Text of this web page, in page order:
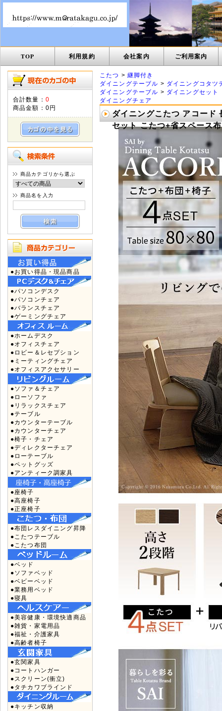
TOP 利用規約 会社案内 ご利用案内
合計数量： 0
商品金額： 0円
商品カテゴリから選ぶ
商品名を入力
●お買い得品・現品商品
●パソコンデスク
●パソコンチェア
●バランスチェア
●ゲーミングチェア
●ホームデスク
●オフィスチェア
●ロビー＆レセプション
●ミーティングチェア
●オフィスアクセサリー
●ソファ＆チェア
●ローソファ
●リラックスチェア
●テーブル
●カウンターテーブル
●カウンターチェア
●椅子・チェア
●ディレクターチェア
●ローテーブル
●ペットグッズ
●アンティーク調家具
●座椅子
●高座椅子
●正座椅子
●布団レスダイニング昇降
●こたつテーブル
●こたつ布団
●ベッド
●ソファベッド
●ベビーベッド
●業務用ベッド
●寝具
●美容健康・環境快適商品
●雑貨・家電用品
●福祉・介護家具
●高齢者椅子
●玄関家具
●コートハンガー
●スクリーン(衝立)
●タチカワブラインド
●キッチン収納
こたつ > 継脚付き
ダイニングテーブル > ダイニングコタツ
ダイニングテーブル > ダイニングセット
ダイニングチェア
ダイニングこたつ アコー
セット こたつ+省スペース